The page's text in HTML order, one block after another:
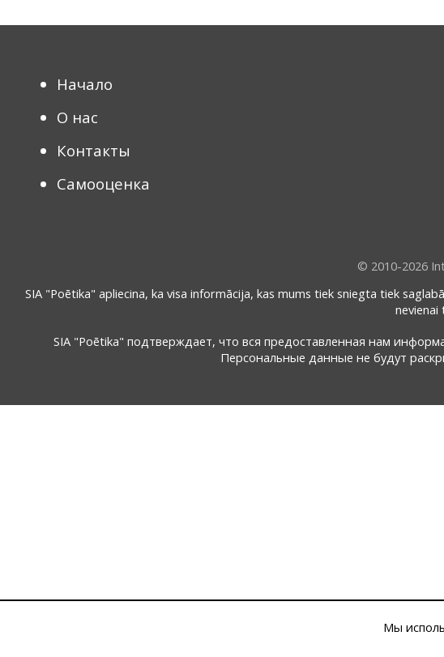
Мы
Начало
О нас
Контакты
Самооценка
© 2010-2026
SIA "Poētika" apliecina, ka visa informācija, kas mums tiek sniegta tiek
nevienai
SIA "Poētika" подтверждает, что вся предоставленная нам
Персональные данные не будут